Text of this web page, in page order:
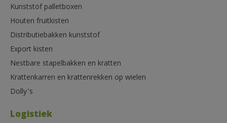
Kunststof palletboxen
Houten fruitkisten
Distributiebakken kunststof
Export kisten
Nestbare stapelbakken en kratten
Krattenkarren en krattenrekken op wielen
Dolly’s
Logistiek